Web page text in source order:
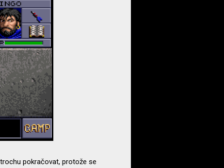
pokračovat, protože se